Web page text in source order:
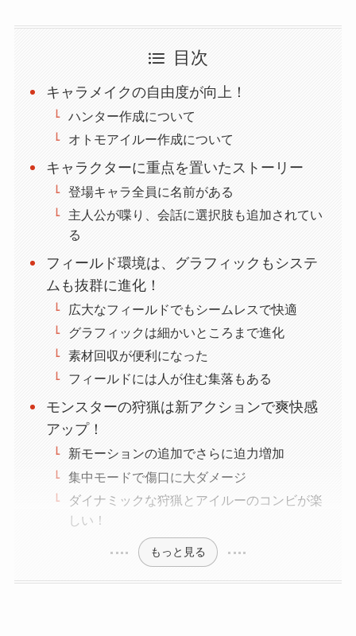
目次
キャラメイクの自由度が向上！
ハンター作成について
オトモアイルー作成について
キャラクターに重点を置いたストーリー
登場キャラ全員に名前がある
主人公が喋り、会話に選択肢も追加されてい
る
フィールド環境は、グラフィックもシステ
ムも抜群に進化！
広大なフィールドでもシームレスで快適
グラフィックは細かいところまで進化
素材回収が便利になった
フィールドには人が住む集落もある
モンスターの狩猟は新アクションで爽快感
アップ！
新モーションの追加でさらに迫力増加
集中モードで傷口に大ダメージ
ダイナミックな狩猟とアイルーのコンビが楽
しい！
もっと見る